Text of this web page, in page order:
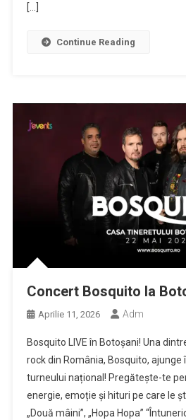
[…]
Continue Reading
Concert Bosquito la
Aprilie 11, 2026 Adm
Bosquito LIVE în Botoșani! Una
rock din România, Bosquito, ajunge
turneului național! Pregătește-te
energie, emoție și hituri pe care le
„Două mâini”, „Hopa Hopa”